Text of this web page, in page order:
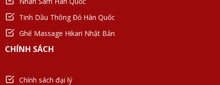
Tinh Dầu Thông Đỏ Hàn Quốc
Ghế Massage Hikari Nhật Bản
CHÍNH SÁCH
Chính sách đại lý